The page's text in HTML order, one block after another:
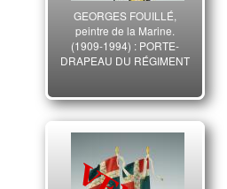
GEORGES FOUILLÉ,
peintre de la Marine.
(1909-1994) : PORTE-
DRAPEAU DU RÉGIMENT
MONARCHIE, XX° SIÈCLE.
14139